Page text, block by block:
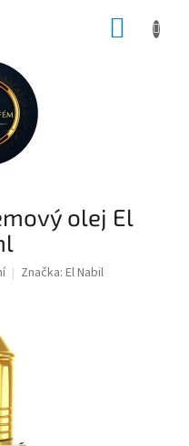
olej El
Značka: El Nabil